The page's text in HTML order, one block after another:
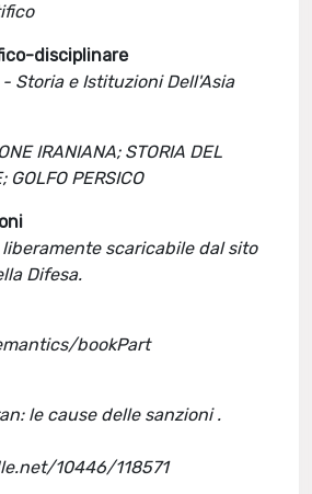
disciplinare
Storia e Istituzioni Dell'Asia
IRANIANA; STORIA DEL
GOLFO PERSICO
liberamente scaricabile dal sito
Difesa.
bookPart
le cause delle sanzioni .
10446/118571